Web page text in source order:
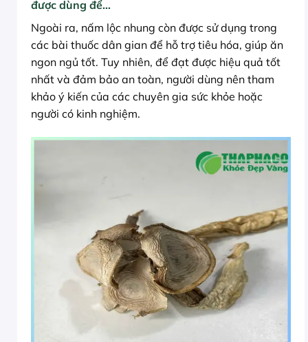
được dùng để…
Ngoài ra, nấm lộc nhung còn được sử dụng trong
các bài thuốc dân gian để hỗ trợ tiêu hóa, giúp ăn
ngon ngủ tốt. Tuy nhiên, để đạt được hiệu quả tốt
nhất và đảm bảo an toàn, người dùng nên tham
khảo ý kiến của các chuyên gia sức khỏe hoặc
người có kinh nghiệm.